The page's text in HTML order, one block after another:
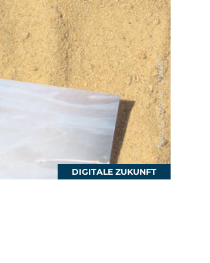
Foto: M. Zelenka / LIWEST
DIGITALE ZUKUNFT